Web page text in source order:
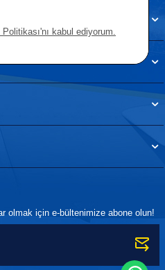
olmak için e-bültenimize abone olun!